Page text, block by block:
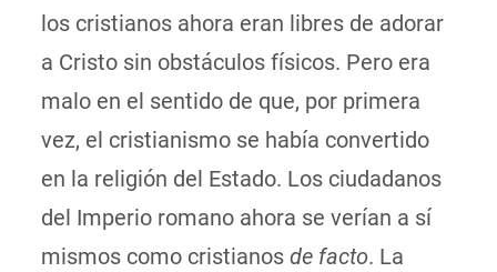
los cristianos ahora eran libres de adorar
a Cristo sin obstáculos físicos. Pero era
malo en el sentido de que, por primera
vez, el cristianismo se había convertido
en la religión del Estado. Los ciudadanos
del Imperio romano ahora se verían a sí
mismos como cristianos de facto. La